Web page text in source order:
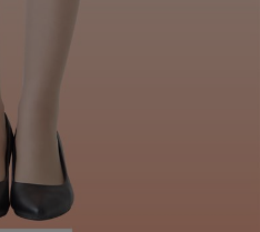
A75
B80
C80 C85